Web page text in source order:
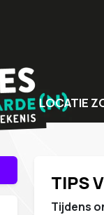
LOCATIE
Bijzondere
Unieke
TIPS
Tijdens